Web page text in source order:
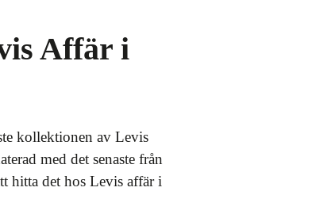
Affär i
kollektionen av Levis
med det senaste från
hitta det hos Levis affär i